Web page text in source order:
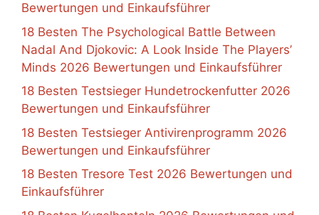
Bewertungen und Einkaufsführer
18 Besten The Psychological Battle Between
Nadal And Djokovic: A Look Inside The Players’
Minds 2026 Bewertungen und Einkaufsführer
18 Besten Testsieger Hundetrockenfutter 2026
Bewertungen und Einkaufsführer
18 Besten Testsieger Antivirenprogramm 2026
Bewertungen und Einkaufsführer
18 Besten Tresore Test 2026 Bewertungen und
Einkaufsführer